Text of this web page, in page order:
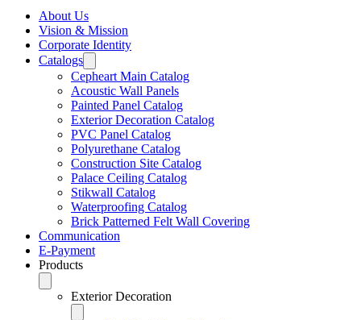
About Us
Vision & Mission
Corporate Identity
Catalogs
Cepheart Main Catalog
Acoustic Wall Panels
Painted Panel Catalog
Exterior Decoration Catalog
PVC Panel Catalog
Polyurethane Catalog
Construction Site Catalog
Palace Ceiling Catalog
Stikwall Catalog
Waterproofing Catalog
Brick Patterned Felt Wall Covering
Communication
E-Payment
Products
Exterior Decoration